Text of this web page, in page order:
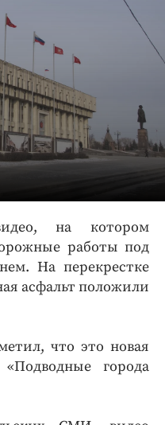
на котором
работы под
На перекрестке
асфальт положили
что это новая
города